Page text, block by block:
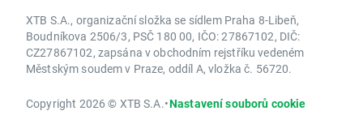
XTB S.A., organizační složka se sídlem Praha 8-Libeň,
Boudníkova 2506/3, PSČ 180 00, IČO: 27867102, DIČ:
CZ27867102, zapsána v obchodním rejstříku vedeném
Městským soudem v Praze, oddíl A, vložka č. 56720.
Copyright 2026 © XTB S.A.•Nastavení souborů cookie